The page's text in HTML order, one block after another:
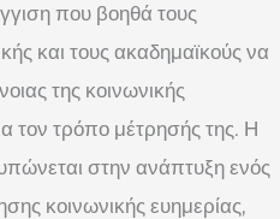
που βοηθά τους
και τους ακαδημαϊκούς να
της κοινωνικής
τον τρόπο μέτρησής της. Η
στην ανάπτυξη ενός
κοινωνικής ευημερίας,